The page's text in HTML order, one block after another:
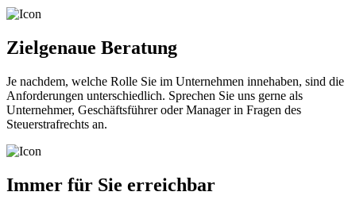
Zielgenaue Beratung
Je nachdem, welche Rolle Sie im Unternehmen innehaben, sind die
Anforderungen unterschiedlich. Sprechen Sie uns gerne als
Unternehmer, Geschäftsführer oder Manager in Fragen des
Steuerstrafrechts an.
Immer für Sie erreichbar